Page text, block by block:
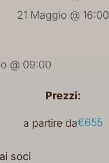
21 Maggio @ 16:00
@ 09:00
Prezzi:
a partire da€655
soci